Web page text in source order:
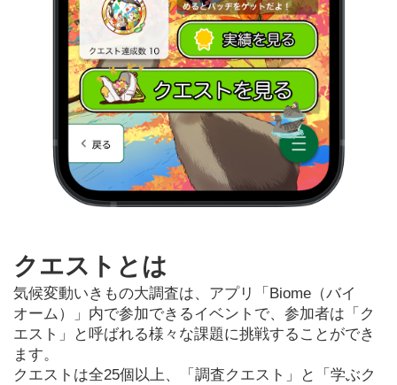
クエストとは
気候変動いきもの大調査は、アプリ「Biome（バイ
オーム）」内で参加できるイベントで、参加者は「ク
エスト」と呼ばれる様々な課題に挑戦することができ
ます。
クエストは全25個以上、「調査クエスト」と「学ぶク